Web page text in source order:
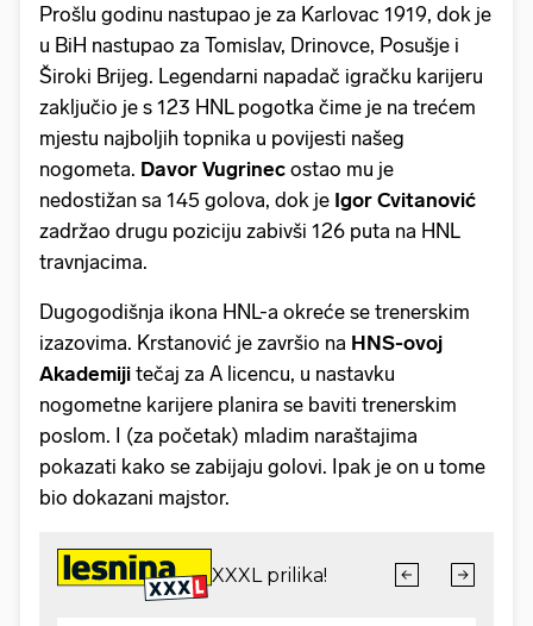
Prošlu godinu nastupao je za Karlovac 1919, dok je
u BiH nastupao za Tomislav, Drinovce, Posušje i
Široki Brijeg. Legendarni napadač igračku karijeru
zaključio je s 123 HNL pogotka čime je na trećem
mjestu najboljih topnika u povijesti našeg
nogometa. Davor Vugrinec ostao mu je
nedostižan sa 145 golova, dok je Igor Cvitanović
zadržao drugu poziciju zabivši 126 puta na HNL
travnjacima.
Dugogodišnja ikona HNL-a okreće se trenerskim
izazovima. Krstanović je završio na HNS-ovoj
Akademiji tečaj za A licencu, u nastavku
nogometne karijere planira se baviti trenerskim
poslom. I (za početak) mladim naraštajima
pokazati kako se zabijaju golovi. Ipak je on u tome
bio dokazani majstor.